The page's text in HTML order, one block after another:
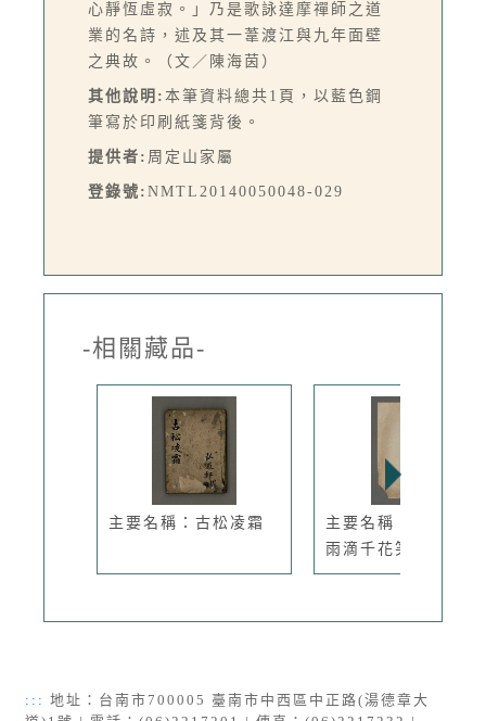
心靜恆虛寂。」乃是歌詠達摩禪師之道
業的名詩，述及其一葦渡江與九年面壁
之典故。（文／陳海茵）
其他說明: 本筆資料總共1頁，以藍色鋼
筆寫於印刷紙箋背後。
提供者: 周定山家屬
登錄號: NMTL20140050048-029
-相關藏品-
主要名稱：古松凌霜
主要名稱：無題名：
雨滴千花笑...
::: 地址：台南市700005 臺南市中西區中正路(湯德章大